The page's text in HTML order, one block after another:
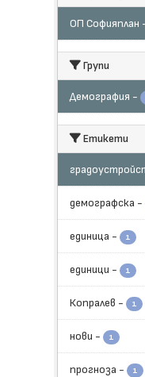
ОП Софияплан
Групи
Демография -
Етикети
демографска -
единица - 1
единици - 1
Копралев - 1
нови - 1
прогноза - 1